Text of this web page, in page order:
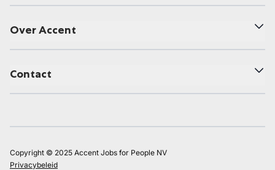
Over Accent
Contact
Copyright © 2025 Accent Jobs for People NV
Privacybeleid